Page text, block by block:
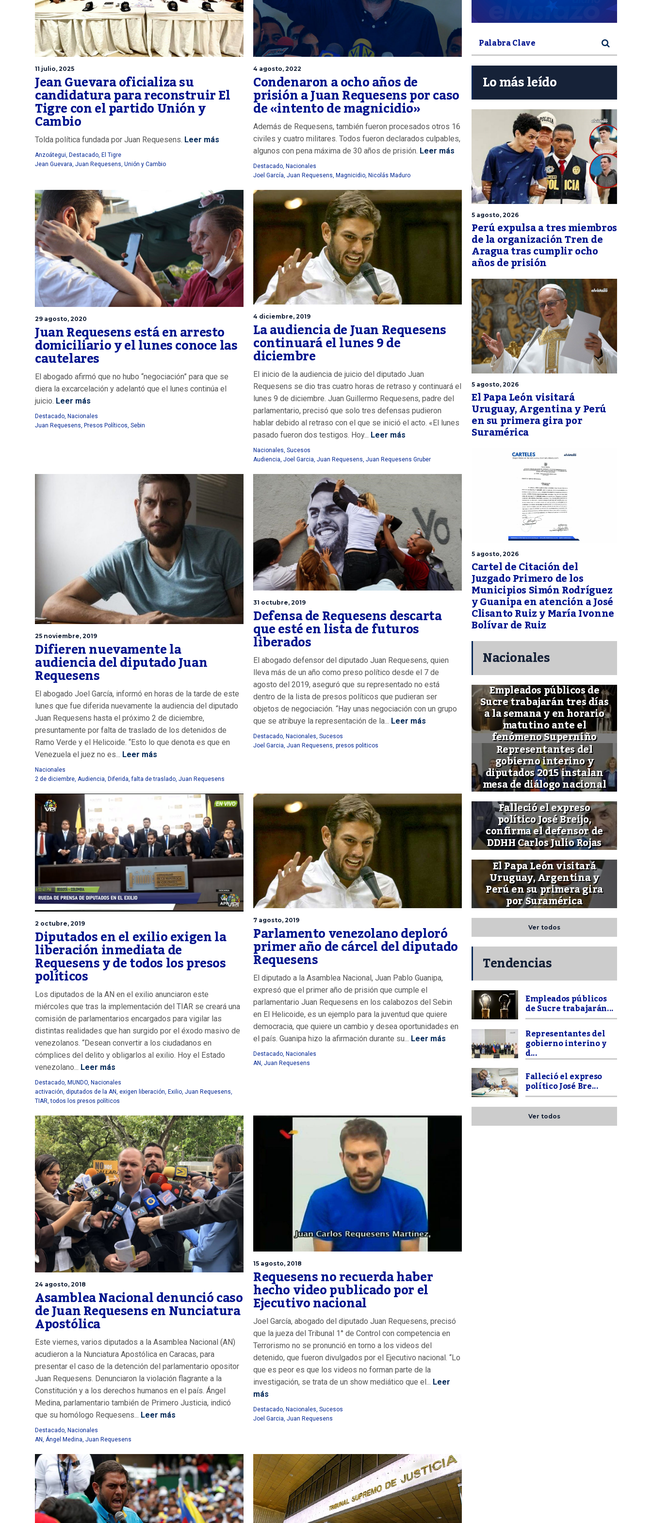
11 julio, 2025
Jean Guevara oficializa su
candidatura para reconstruir El
Tigre con el partido Unión y
Cambio
Tolda política fundada por Juan Requesens. Leer más
Anzoátegui Destacado El Tigre
Jean Guevara Juan Requesens Unión y Cambio
4 agosto, 2022
Condenaron a ocho años de
prisión a Juan Requesens por caso
de «intento de magnicidio»
Además de Requesens, también fueron procesados otros 16
civiles y cuatro militares. Todos fueron declarados culpables,
algunos con pena máxima de 30 años de prisión. Leer más
Destacado Nacionales
Joel García Juan Requesens Magnicidio Nicolás Maduro
29 agosto, 2020
Juan Requesens está en arresto
domiciliario y el lunes conoce las
cautelares
El abogado afirmó que no hubo “negociación” para que se
diera la excarcelación y adelantó que el lunes continúa el
juicio. Leer más
Destacado, Nacionales
Juan Requesens, Presos Políticos, Sebin
4 diciembre, 2019
La audiencia de Juan Requesens
continuará el lunes 9 de
diciembre
El inicio de la audiencia de juicio del diputado Juan
Requesens se dio tras cuatro horas de retraso y continuará el
lunes 9 de diciembre. Juan Guillermo Requesens, padre del
parlamentario, precisó que solo tres defensas pudieron
hablar debido al retraso con el que se inició el acto. «El lunes
pasado fueron dos testigos. Hoy... Leer más
Nacionales, Sucesos
Audiencia, Joel Garcia, Juan Requesens, Juan Requesens Gruber
25 noviembre, 2019
Difieren nuevamente la
audiencia del diputado Juan
Requesens
El abogado Joel García, informó en horas de la tarde de este
lunes que fue diferida nuevamente la audiencia del diputado
Juan Requesens hasta el próximo 2 de diciembre,
presuntamente por falta de traslado de los detenidos de
Ramo Verde y el Helicoide. “Esto lo que denota es que en
Venezuela el juez no es... Leer más
Nacionales
2 de diciembre Audiencia Diferida ,falta de traslado Juan Requesens
31 octubre, 2019
Defensa de Requesens descarta
que esté en lista de futuros
liberados
El abogado defensor del diputado Juan Requesens, quien
lleva más de un año como preso político desde el 7 de
agosto del 2019, aseguró que su representado no está
dentro de la lista de presos políticos que pudieran ser
objetos de negociación. “Hay unas negociación con un grupo
que se atribuye la representación de la... Leer más
Destacado, Nacionales, Sucesos
Joel Garcia, Juan Requesens, presos politicos
2 octubre, 2019
Diputados en el exilio exigen la
liberación inmediata de
Requesens y de todos los presos
políticos
Los diputados de la AN en el exilio anunciaron este
miércoles que tras la implementación del TIAR se creará una
comisión de parlamentarios encargados para vigilar las
distintas realidades que han surgido por el éxodo masivo de
venezolanos. “Desean convertir a los ciudadanos en
cómplices del delito y obligarlos al exilio. Hoy el Estado
venezolano... Leer más
Destacado, MUNDO, Nacionales
activación, diputados de la AN, exigen liberación, Exilio, Juan Requesens,
TIAR,todos los presos políticos
7 agosto, 2019
Parlamento venezolano deploró
primer año de cárcel del diputado
Requesens
El diputado a la Asamblea Nacional, Juan Pablo Guanipa,
expresó que el primer año de prisión que cumple el
parlamentario Juan Requesens en los calabozos del Sebin
en El Helicoide, es un ejemplo para la juventud que quiere
democracia, que quiere un cambio y desea oportunidades en
el país. Guanipa hizo la afirmación durante su... Leer más
Destacado, Nacionales
AN, Juan Requesens
24 agosto, 2018
Asamblea Nacional denunció caso
de Juan Requesens en Nunciatura
Apostólica
Este viernes, varios diputados a la Asamblea Nacional (AN)
acudieron a la Nunciatura Apostólica en Caracas, para
presentar el caso de la detención del parlamentario opositor
Juan Requesens. Denunciaron la violación flagrante a la
Constitución y a los derechos humanos en el país. Ángel
Medina, parlamentario también de Primero Justicia, indicó
que su homólogo Requesens... Leer más
Destacado Nacionales
AN Ángel Medina Juan Requesens
15 agosto, 2018
Requesens no recuerda haber
hecho video publicado por el
Ejecutivo nacional
Joel García, abogado del diputado Juan Requesens, precisó
que la jueza del Tribunal 1° de Control con competencia en
Terrorismo no se pronunció en torno a los videos del
detenido, que fueron divulgados por el Ejecutivo nacional. “Lo
que es peor es que los videos no forman parte de la
investigación, se trata de un show mediático que el... Leer
más
Destacado, Nacionales, Sucesos
Joel Garcia, Juan Requesens
Lo más leído
5 agosto, 2026
Perú expulsa a tres miembros
de la organización Tren de
Aragua tras cumplir ocho
años de prisión
5 agosto, 2026
El Papa León visitará
Uruguay, Argentina y Perú
en su primera gira por
Suramérica
5 agosto, 2026
Cartel de Citación del
Juzgado Primero de los
Municipios Simón Rodríguez
y Guanipa en atención a José
Clisanto Ruiz y María Ivonne
Bolívar de Ruiz
Nacionales
Empleados públicos de
Sucre trabajarán tres días
a la semana y en horario
matutino ante el
fenómeno Superniño
Representantes del
gobierno interino y
diputados 2015 instalan
mesa de diálogo nacional
Falleció el expreso
político José Breijo,
confirma el defensor de
DDHH Carlos Julio Rojas
El Papa León visitará
Uruguay, Argentina y
Perú en su primera gira
por Suramérica
Ver todos
Tendencias
Empleados públicos
de Sucre trabajarán...
Representantes del
gobierno interino y
d...
Falleció el expreso
político José Bre...
Ver todos